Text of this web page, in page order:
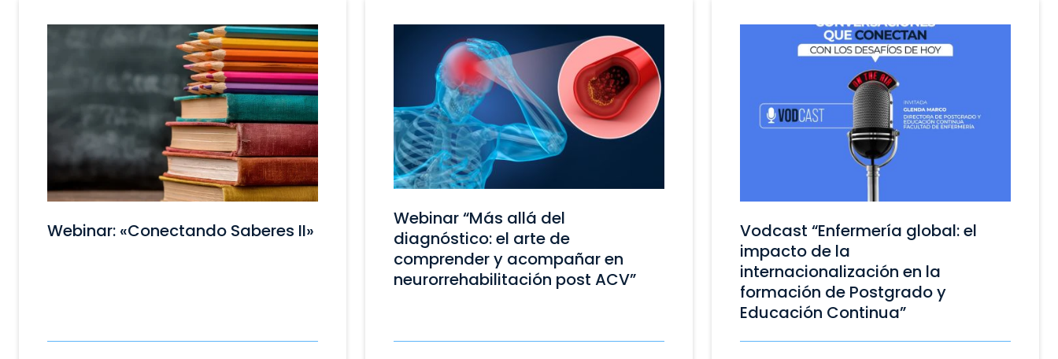
Webinar: «Conectando Saberes II»
Webinar “Más allá del
diagnóstico: el arte de
comprender y acompañar en
neurorrehabilitación post ACV”
Vodcast “Enfermería global: el
impacto de la
internacionalización en la
formación de Postgrado y
Educación Continua”